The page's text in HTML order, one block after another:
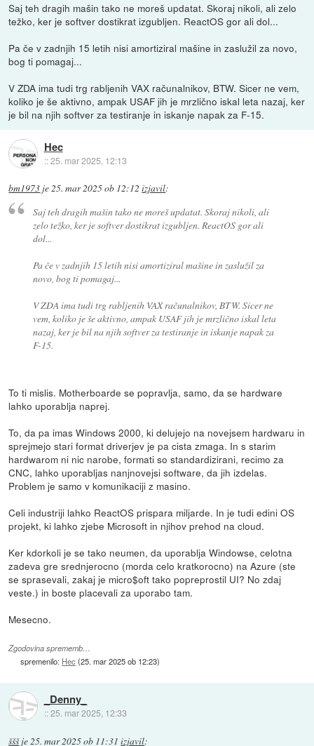
Saj teh dragih mašin tako ne moreš updatat. Skoraj nikoli, ali zelo
težko, ker je softver dostikrat izgubljen. ReactOS gor ali dol...
Pa če v zadnjih 15 letih nisi amortiziral mašine in zaslužil za novo,
bog ti pomagaj...
V ZDA ima tudi trg rabljenih VAX računalnikov, BTW. Sicer ne vem,
koliko je še aktivno, ampak USAF jih je mrzlično iskal leta nazaj, ker
je bil na njih softver za testiranje in iskanje napak za F-15.
Hec
::25. mar 2025, 12:13
bm1973 je25. mar 2025 ob 12:12 izjavil:
Saj teh dragih mašin tako ne moreš updatat. Skoraj nikoli, ali
zelo težko, ker je softver dostikrat izgubljen. ReactOS gor ali
dol...
Pa če v zadnjih 15 letih nisi amortiziral mašine in zaslužil za
novo, bog ti pomagaj...
V ZDA ima tudi trg rabljenih VAX računalnikov, BTW. Sicer ne
vem, koliko je še aktivno, ampak USAF jih je mrzlično iskal leta
nazaj, ker je bil na njih softver za testiranje in iskanje napak za
F-15.
To ti mislis. Motherboarde se popravlja, samo, da se hardware
lahko uporablja naprej.
To, da pa imas Windows 2000, ki delujejo na novejsem hardwaru in
sprejmejo stari format driverjev je pa cista zmaga. In s starim
hardwarom ni nic narobe, formati so standardizirani, recimo za
CNC, lahko uporabljas nanjnovejsi software, da jih izdelas.
Problem je samo v komunikaciji z masino.
Celi industriji lahko ReactOS prispara miljarde. In je tudi edini OS
projekt, ki lahko zjebe Microsoft in njihov prehod na cloud.
Ker kdorkoli je se tako neumen, da uporablja Windowse, celotna
zadeva gre srednjerocno (morda celo kratkorocno) na Azure (ste
se sprasevali, zakaj je micro$oft tako popreprostil UI? No zdaj
veste.) in boste placevali za uporabo tam.
Mesecno.
Zgodovina sprememb…
spremenilo: Hec (25. mar 2025 ob 12:23)
_Denny_
::25. mar 2025, 12:33
šššje25. mar 2025 ob 11:31 izjavil: